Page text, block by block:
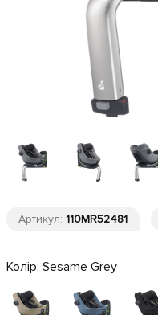
Артикул: 110MR52481
Колір: Sesame Grey